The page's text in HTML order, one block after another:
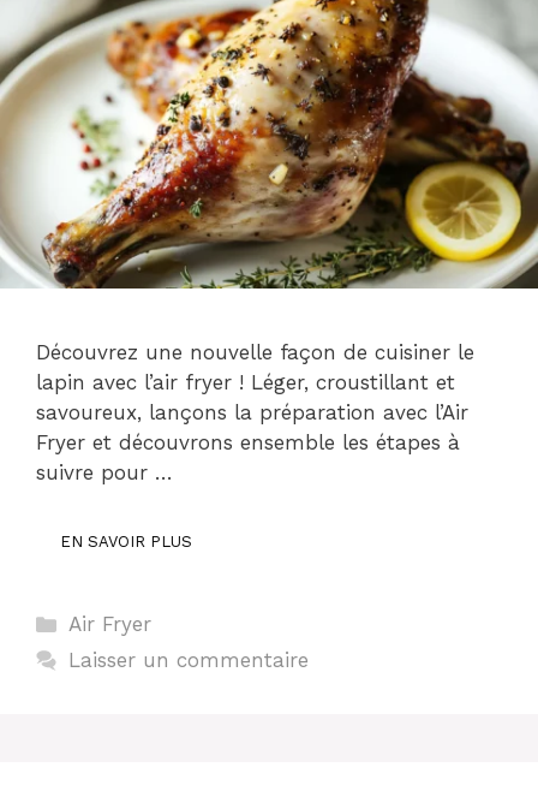
Découvrez une nouvelle façon de cuisiner le
lapin avec l’air fryer ! Léger, croustillant et
savoureux, lançons la préparation avec l’Air
Fryer et découvrons ensemble les étapes à
suivre pour …
EN SAVOIR PLUS
Catégories
Air Fryer
Laisser un commentaire